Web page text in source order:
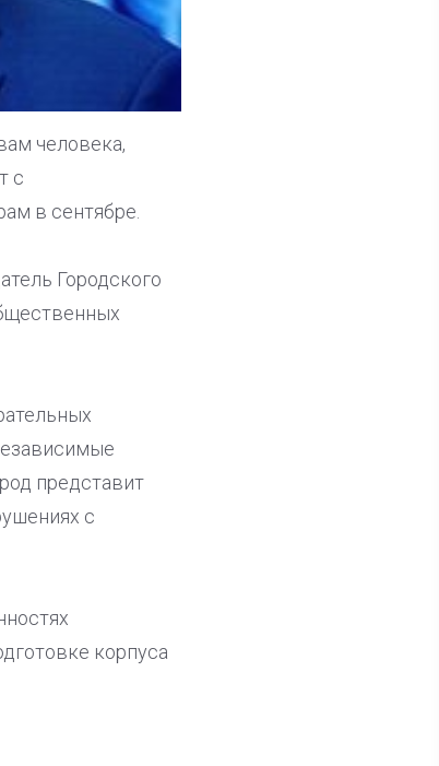
человека,
с
в сентябре.
Городского
представит
с
корпуса